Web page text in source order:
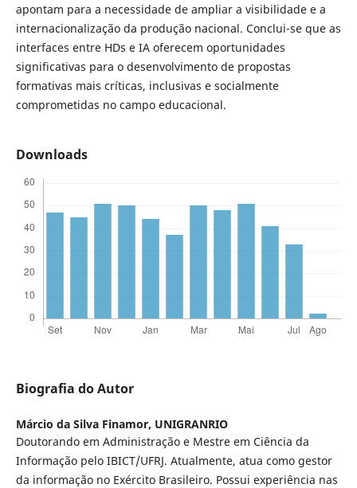
apontam para a necessidade de ampliar a visibilidade e a
internacionalização da produção nacional. Conclui-se que as
interfaces entre HDs e IA oferecem oportunidades
significativas para o desenvolvimento de propostas
formativas mais críticas, inclusivas e socialmente
comprometidas no campo educacional.
Downloads
Biografia do Autor
Márcio da Silva Finamor, UNIGRANRIO
Doutorando em Administração e Mestre em Ciência da
Informação pelo IBICT/UFRJ. Atualmente, atua como gestor
da informação no Exército Brasileiro. Possui experiência nas